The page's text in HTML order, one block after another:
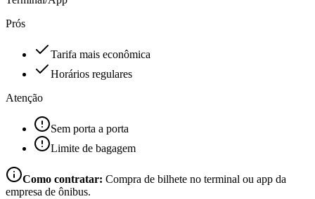
Prós
Tarifa mais econômica
Horários regulares
Atenção
Sem porta a porta
Limite de bagagem
Como contratar: Compra de bilhete no terminal ou app da
empresa de ônibus.